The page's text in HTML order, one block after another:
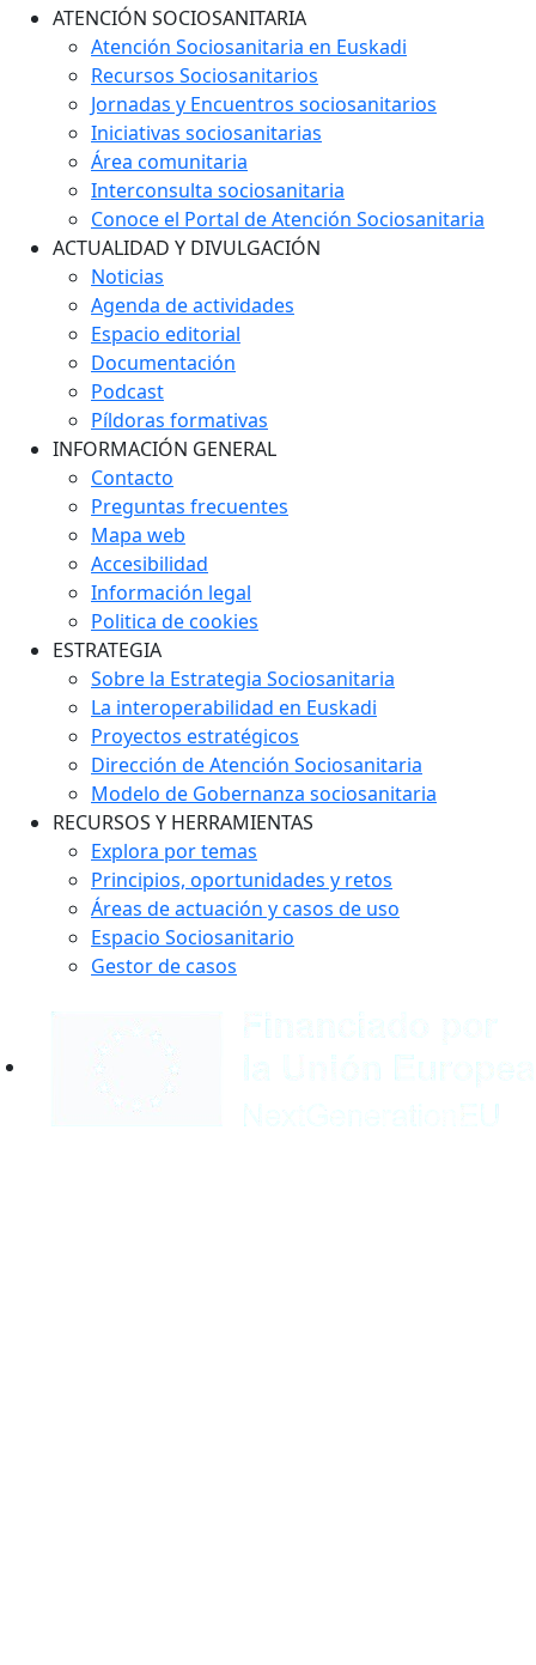
ATENCIÓN SOCIOSANITARIA
Atención Sociosanitaria en Euskadi
Recursos Sociosanitarios
Jornadas y Encuentros sociosanitarios
Iniciativas sociosanitarias
Área comunitaria
Interconsulta sociosanitaria
Conoce el Portal de Atención Sociosanitaria
ACTUALIDAD Y DIVULGACIÓN
Noticias
Agenda de actividades
Espacio editorial
Documentación
Podcast
Píldoras formativas
INFORMACIÓN GENERAL
Contacto
Preguntas frecuentes
Mapa web
Accesibilidad
Información legal
Politica de cookies
ESTRATEGIA
Sobre la Estrategia Sociosanitaria
La interoperabilidad en Euskadi
Proyectos estratégicos
Dirección de Atención Sociosanitaria
Modelo de Gobernanza sociosanitaria
RECURSOS Y HERRAMIENTAS
Explora por temas
Principios, oportunidades y retos
Áreas de actuación y casos de uso
Espacio Sociosanitario
Gestor de casos